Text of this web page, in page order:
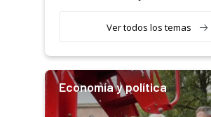
variedades que marcan un
salto tecnológico en genética y
Ver todos los temas
Economía y política